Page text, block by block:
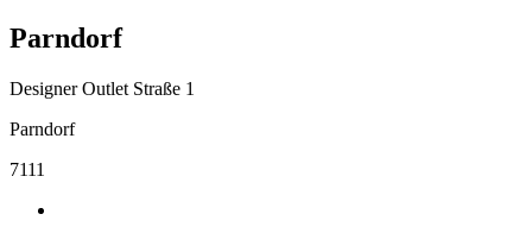
Parndorf
Designer Outlet Straße 1
Parndorf
7111